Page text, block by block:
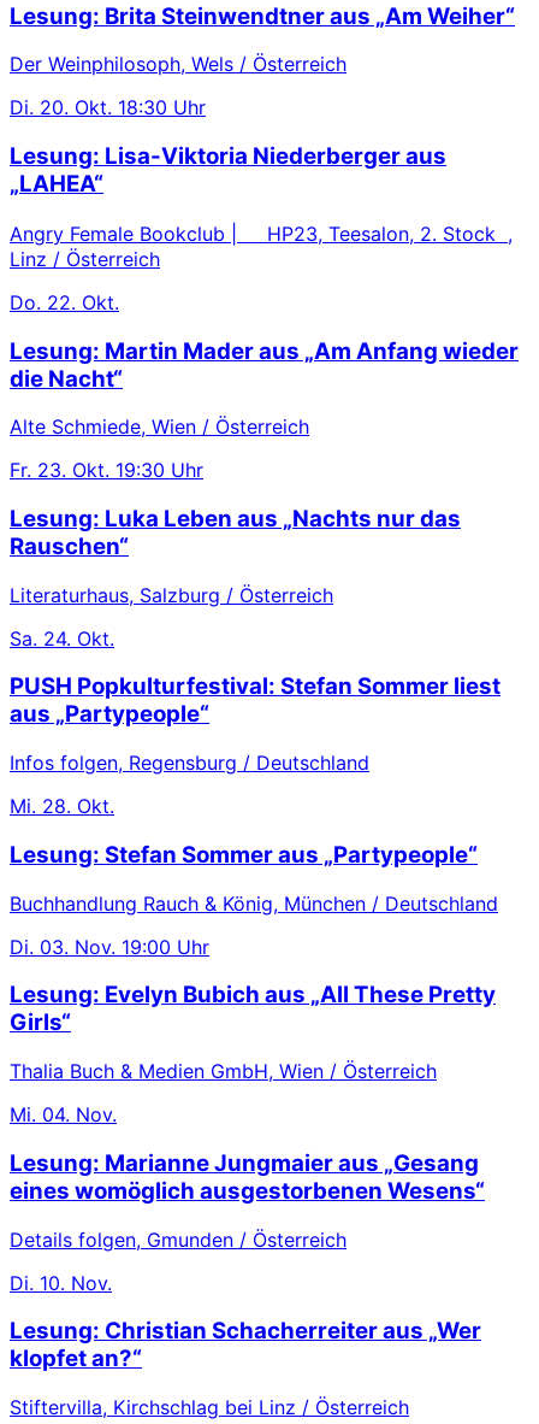
Lesung: Brita Steinwendtner aus „Am Weiher“
Der Weinphilosoph, Wels / Österreich
Di. 20. Okt. 18:30 Uhr
Lesung: Lisa-Viktoria Niederberger aus
„LAHEA“
Angry Female Bookclub | HP23, Teesalon, 2. Stock ,
Linz / Österreich
Do. 22. Okt.
Lesung: Martin Mader aus „Am Anfang wieder
die Nacht“
Alte Schmiede, Wien / Österreich
Fr. 23. Okt. 19:30 Uhr
Lesung: Luka Leben aus „Nachts nur das
Rauschen“
Literaturhaus, Salzburg / Österreich
Sa. 24. Okt.
PUSH Popkulturfestival: Stefan Sommer liest
aus „Partypeople“
Infos folgen, Regensburg / Deutschland
Mi. 28. Okt.
Lesung: Stefan Sommer aus „Partypeople“
Buchhandlung Rauch & König, München / Deutschland
Di. 03. Nov. 19:00 Uhr
Lesung: Evelyn Bubich aus „All These Pretty
Girls“
Thalia Buch & Medien GmbH, Wien / Österreich
Mi. 04. Nov.
Lesung: Marianne Jungmaier aus „Gesang
eines womöglich ausgestorbenen Wesens“
Details folgen, Gmunden / Österreich
Di. 10. Nov.
Lesung: Christian Schacherreiter aus „Wer
klopfet an?“
Stiftervilla, Kirchschlag bei Linz / Österreich